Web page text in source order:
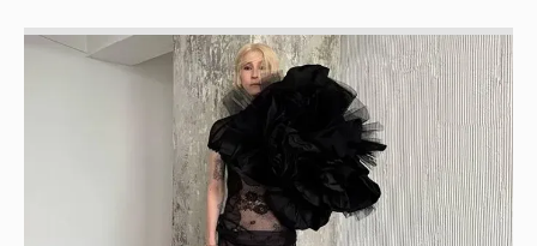
Журналистка Сулим примерила новый